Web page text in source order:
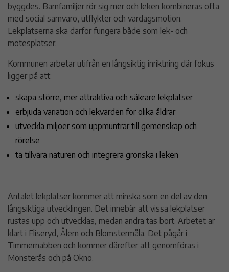
byggdes. Barnfamiljer rör sig mer och leken kombineras ofta
med social samvaro, utflykter och vardagsmotion.
Lekplatserna ska därför fungera både som lek- och
mötesplatser.
Kommunen arbetar utifrån en långsiktig inriktning där fokus
ligger på att:
skapa större, mer attraktiva och säkrare lekplatser
erbjuda variation och lekvärden för olika åldrar
utveckla miljöer som uppmuntrar till gemenskap och
rörelse
ta tillvara naturen och integrera grönska i leken
Antalet lekplatser kommer att minska som en del av den
långsiktiga utvecklingen. Det innebär att vissa lekplatser
rustas upp och utvecklas, medan andra tas bort. Arbetet är
klart i Fliseryd, Ålem och Blomstermåla. Det pågår i
Timmernabben och kommer därefter att genomföras i
Mönsterås och på Oknö.